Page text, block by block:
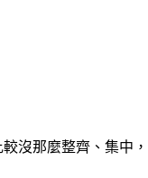
沒那麼整齊、集中